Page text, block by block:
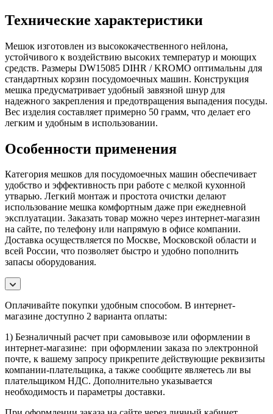
Технические характеристики
Мешок изготовлен из высококачественного нейлона,
устойчивого к воздействию высоких температур и моющих
средств. Размеры DW15085 DIHR / KROMO оптимальны для
стандартных корзин посудомоечных машин. Конструкция
мешка предусматривает удобный завязной шнур для
надежного закрепления и предотвращения выпадения посуды.
Вес изделия составляет примерно 50 грамм, что делает его
легким и удобным в использовании.
Особенности применения
Категория мешков для посудомоечных машин обеспечивает
удобство и эффективность при работе с мелкой кухонной
утварью. Легкий монтаж и простота очистки делают
использование мешка комфортным даже при ежедневной
эксплуатации. Заказать товар можно через интернет-магазин
на сайте, по телефону или напрямую в офисе компании.
Доставка осуществляется по Москве, Московской области и
всей России, что позволяет быстро и удобно пополнить
запасы оборудования.
Оплачивайте покупки удобным способом. В интернет-
магазине доступно 2 варианта оплаты:
1) Безналичный расчет при самовывозе или оформлении в
интернет-магазине: при оформлении заказа по электронной
почте, к вашему запросу прикрепите действующие реквизиты
компании-плательщика, а также сообщите являетесь ли вы
плательщиком НДС. Дополнительно указывается
необходимость и параметры доставки.